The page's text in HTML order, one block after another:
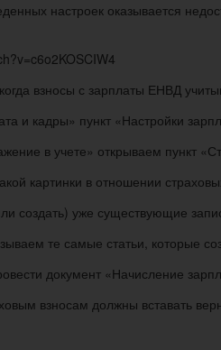
настроек оказывается
взносы с зарплаты ЕНВД
и кадры» пункт «Настройки
в учете» открываем пункт
картинки в отношении
создать) уже существующие
те самые статьи, которые
документ «Начисление
взносам должны вставать